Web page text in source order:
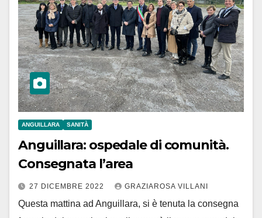
ANGUILLARA SANITÀ
Anguillara: ospedale di comunità.
Consegnata l’area
27 DICEMBRE 2022 GRAZIAROSA VILLANI
Questa mattina ad Anguillara, si è tenuta la consegna